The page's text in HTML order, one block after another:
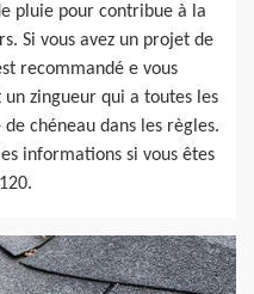
pluie pour contribue à la
Si vous avez un projet de
recommandé e vous
un zingueur qui a toutes les
chéneau dans les règles.
informations si vous êtes